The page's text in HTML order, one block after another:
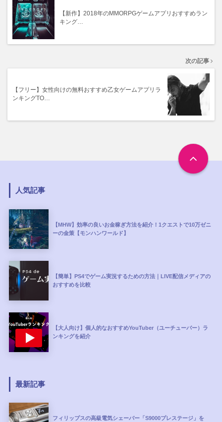
【新作】2018年のMMORPGゲームアプリおすすめラン
キング…
次の記事
【フリー】女性向けの無料おすすめ乙女ゲームアプリラ
ンキングTO…
人気記事
【MHW】効率の良いお金稼ぎ方法を紹介！1クエストで10万ゼニ
ーの金策【モンハンワールド】
【簡単】PS4でゲーム実況するための方法｜LIVE配信メディアの
おすすめを比較
【大人向け】個人的なおすすめYouTuber（ユーチューバー）ラ
ンキングを紹介
最新記事
フィリップスの高級電気シェーバー「S9000プレステージ」を